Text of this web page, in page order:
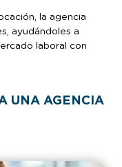
la agencia
ayudándoles a
laboral con
UNA AGENCIA